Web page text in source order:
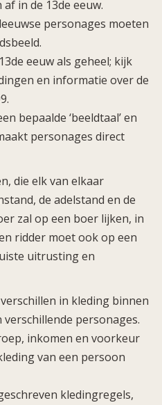
in de 13de eeuw.
personages moeten
eeuw als geheel; kijk
en informatie over de
bepaalde ‘beeldtaal’ en
personages direct
die elk van elkaar
de adelstand en de
zal op een boer lijken, in
ridder moet ook op een
uitrusting en
in kleding binnen
personages.
inkomen en voorkeur
van een persoon
kledingregels,